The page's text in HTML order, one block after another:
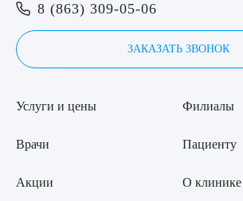
8 (863) 309-05-06
ЗАКАЗАТЬ ЗВОНОК
Услуги и цены
Врачи
Акции
Филиалы
Пациенту
О клинике